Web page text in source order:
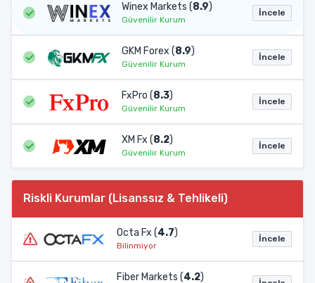
Winex Markets (8.9)
Güvenilir Kurum
İncele
GKM Forex (8.9)
Güvenilir Kurum
İncele
FxPro (8.3)
Güvenilir Kurum
İncele
XM Fx (8.2)
Güvenilir Kurum
İncele
Riskli Kurumlar (Lisanssız & Tehlikeli)
Octa Fx (4.7)
Bilinmiyor
İncele
Fiber Markets (4.2)